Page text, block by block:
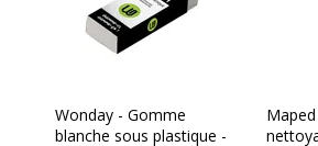
Wonday - Gomme
blanche sous plastique -